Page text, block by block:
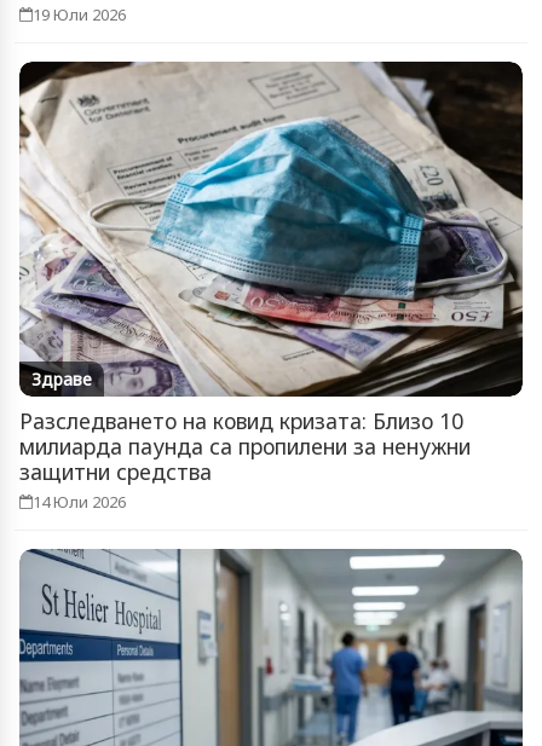
19 Юли 2026
Здраве
Разследването на ковид кризата: Близо 10
милиарда паунда са пропилени за ненужни
защитни средства
14 Юли 2026